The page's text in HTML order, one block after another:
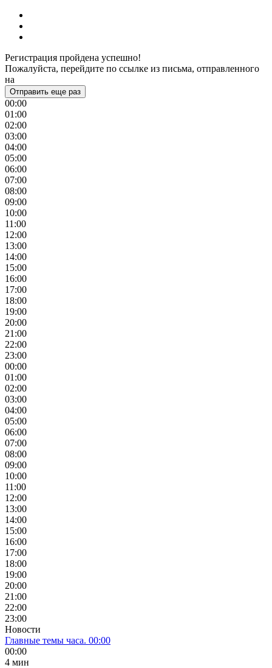
Регистрация пройдена успешно!
Пожалуйста, перейдите по ссылке из письма, отправленного
на
Отправить еще раз
00:00
01:00
02:00
03:00
04:00
05:00
06:00
07:00
08:00
09:00
10:00
11:00
12:00
13:00
14:00
15:00
16:00
17:00
18:00
19:00
20:00
21:00
22:00
23:00
00:00
01:00
02:00
03:00
04:00
05:00
06:00
07:00
08:00
09:00
10:00
11:00
12:00
13:00
14:00
15:00
16:00
17:00
18:00
19:00
20:00
21:00
22:00
23:00
Новости
Главные темы часа. 00:00
00:00
4 мин